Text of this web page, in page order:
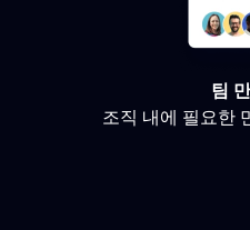
팀
조직 내에 필요한